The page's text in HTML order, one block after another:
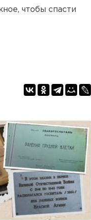
чтобы спасти